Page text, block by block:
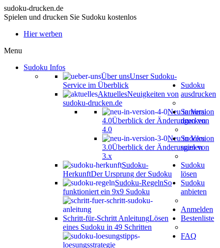
sudoku-drucken.de
Spielen und drucken Sie Sudoku kostenlos
Hier werben
Menu
Sudoku Infos
Über unsUnser Sudoku-
Service im Überblick
AktuellesNeuigkeiten von
sudoku-drucken.de
Neu in Version
4.0Überblick der Änderungen von
4.0
Neu in Version
3.0Überblick der Änderungen von
3.x
Sudoku-
HerkunftDer Ursprung der Sudoku
Sudoku-RegelnSo
funktioniert ein 9x9 Sudoku
Schritt-für-Schritt AnleitungLösen
eines Sudoku in 49 Schritten
Sudoku
ausdrucken
Samurai
drucken
Sudoku
spielen
Sudoku
lösen
Sudoku
anbieten
Anmelden
Bestenliste
FAQ